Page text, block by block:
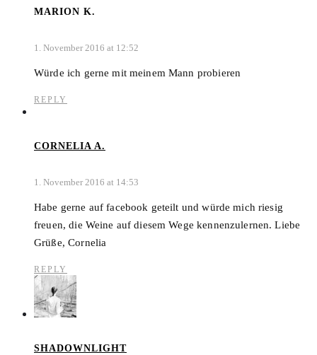
MARION K.
1. November 2016 at 12:52
Würde ich gerne mit meinem Mann probieren
REPLY
CORNELIA A.
1. November 2016 at 14:53
Habe gerne auf facebook geteilt und würde mich riesig
freuen, die Weine auf diesem Wege kennenzulernen. Liebe
Grüße, Cornelia
REPLY
SHADOWNLIGHT